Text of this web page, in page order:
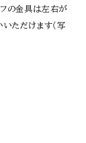
の金具は左右が
いただけます（写